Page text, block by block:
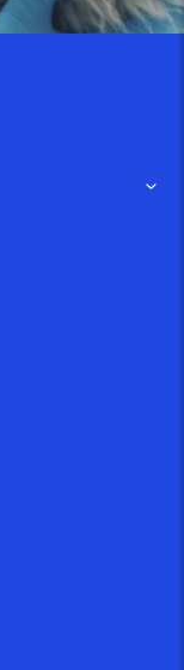
Dref
Dref